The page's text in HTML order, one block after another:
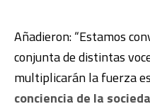
Añadieron: “Estamos
conjunta de distintas
multiplicarán la fuerza
conciencia de la